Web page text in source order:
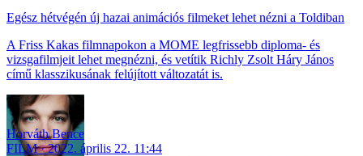
Egész hétvégén új hazai animációs filmeket lehet nézni a Toldiban
A Friss Kakas filmnapokon a MOME legfrissebb diploma- és
vizsgafilmjeit lehet megnézni, és vetítik Richly Zsolt Háry János
című klasszikusának felújított változatát is.
Horváth Bence
FILM
2022. április 22. 11:44